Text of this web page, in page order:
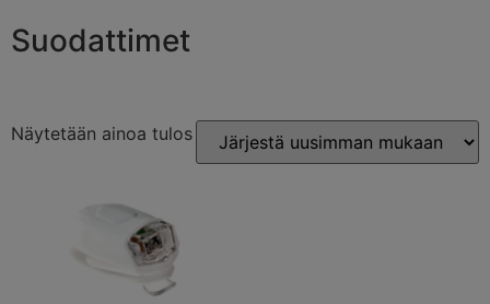
Suodattimet
Näytetään ainoa tulos